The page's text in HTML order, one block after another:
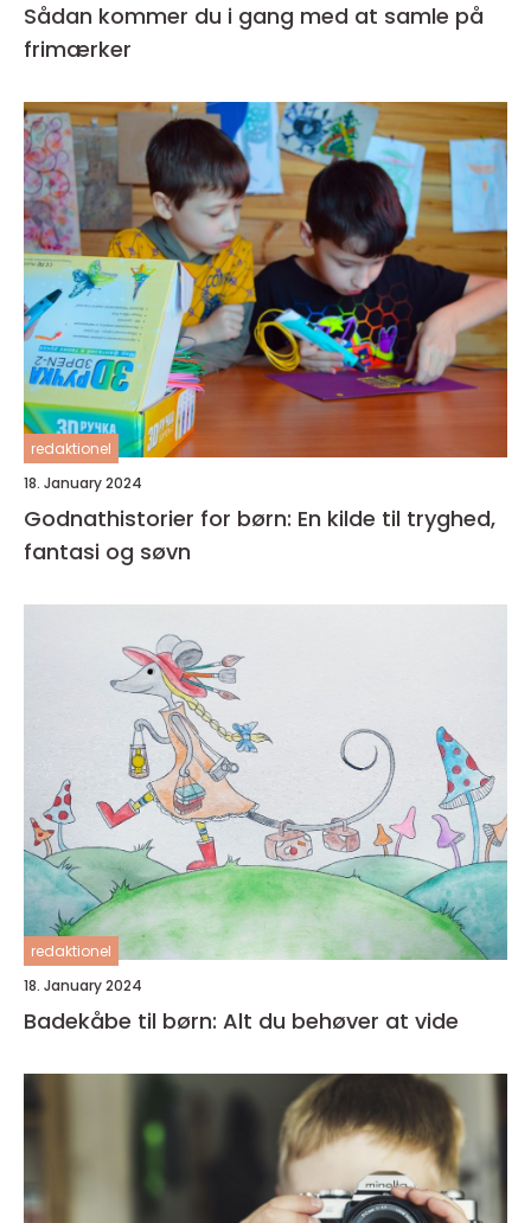
Sådan kommer du i gang med at samle på
frimærker
redaktionel
18. January 2024
Godnathistorier for børn: En kilde til tryghed,
fantasi og søvn
redaktionel
18. January 2024
Badekåbe til børn: Alt du behøver at vide